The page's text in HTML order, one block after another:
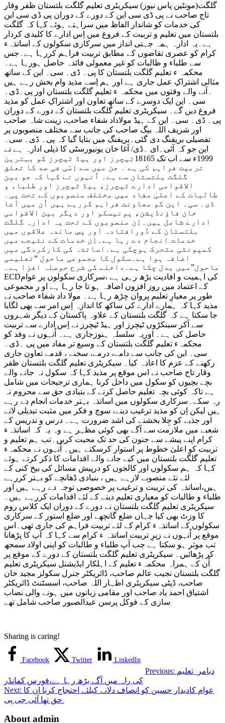
گلگت(مونٹین پاس نیوز) سیکریٹری تعلیم گلگت بلتستان ظفر وقار
تاج صاحب نے پی ڈی سی این کے دورے کے دوران پی ڈی سی این
کی خدمات کو شاندار الفاظ میں سراہتے ہوئے کہا کہ گلگت
بلتستان میں تعلیم و تربیت کے فروغ میں اِس ادارے کا کلیدی کردار
ہے۔یہ ادارہ ہمہ جہتی انداز میں سرکاری سکولوں کے اساتذہء
کرام کو عصری تقاضوں کے مطابق تربیت فراہم کررہا ہے۔جس
سے طلباء و طالبات کو غیر معمولی فائدہ حاصل ہورہا ہے۔
محکمہ ء تعلیم گلگت بلتستان کا پی۔ ڈی۔ سی۔ این کے ساتھ
مثالی اشتراکِ عمل جاری ہے اور ہم اِسے مذید وام بخش رہے ہیں
۔آنے والے وقتوں میں محکمہ ء تعلیم گلگت بلتستان اور پی۔ڈی۔
سی۔ این ایک دوسرے کے ساتھ تعاون اور اشتراکِ عمل کو مذید
فروغ دیں گے۔ سیکریٹری تعلیم گلگت بلتستان کے دورے کے دوران
پی۔ ڈی۔ سی۔ این کے ہیڈ مولاداد شفاء صاحب، زینت شاہ صاحب
اور شریف اللہ بیگ صاحب کی جانب سے مختلف منصوبوں پر
تفصیلی بریفنگ دی گئی۔بریفنگ میں بتایا گیا کہ پی۔ ڈی۔ سی۔
این جو کہ آئی۔ای ۔ڈی/ آغا خان یونیورسٹی کا ذیلی ادارہ ہے نے
1999ء سے اب تک 18165ٹیچرز اور ہیڈ ٹیچرز کو بہترین
تربیت فراہم کی ہے ۔ جن میں سے اِسّی فی صد کا تعلق
گلگت بلتستان سے ہے۔ اُنہوں نے کہا کہ جو بین
الاقوامی ادارے ٹیچرز، ہیڈ ٹیچرز اور طلباء و
طالبات کے اعلیٰ مفاد میں مختلف منصوبوں کے تحت پی۔
ڈی۔ سی۔ این کو معاونت فراہم کررہے ہیں اُن میں آغا
خان فاؤنڈیشن، یونیسکو اور دیگر بین الاقوامی
ادارے شامل ہیں۔اِن منصوبوں کے تحت یہ ادارہ گلگت
بلتستان کے دُورافتادہ اور پسِ ماندہ علاقوں میں
خدمات انجام دے رہا ہے۔اِن خدمات کے نتیجے میں
کمیونٹی متحرک ہوچکی ہے۔اساتذہ کی کارکردگی میں
اضافہ ہوا ہے۔سکول کا مجموعی ماحول “تعلیمی
ماحول”میں بدل چکا ہے۔داخلے کی شرح حوصلہ افزا ہے۔
ECDکی اہمیت و افادیت بڑھ رہی ہے ،سرکاری سکولوں پر عوام
کے اعتماد میں روز افزوں اضافہ ہو تا جا رہا ہے او ر مجموعی
طور پر معیارِ تعلیم پروان چڑھ رہا ہے۔ مولا داد شفاء صاحب نے
مذید کہا کہ ہمارے ادارے کی ساکھ کا اندازہ اِس امر سے بھی لگایا
جا سکتا ہے کہ گلگت بلتستان کے علاوہ پاکستان کے دیگر شہروں
سے آکر سینکڑوں ٹیچرز اور ہیڈ ٹیچرز نے اِس ادارے سے تربیت
حاصل کی ہے۔ اوریہ سلسلہ ہنوزجاری ہے۔ اُنہوں نے وفد کو
محکمہء تعلیم گلگت بلتستان کے وسیع تر مفاد میں پی ۔ڈی۔
سی۔ این کی جانب سے دامے، درمے، سخنے ، قدمے تعاون جاری
رکھنے کے عزم کا اعادہ کیا۔ سیکریٹری تعلیم گلگت بلتستان ظفر
وقار تاج صاحب نے اس موقع پر مذید کہا کہ سکول نہ جانے والے
بچے بچیوں کو سکول میں داخل کرنا ہماری ترجیحات میں شامل
ہے تاکہ کوئی بچہ تعلیم حاصل کرنے کے بنیادی حق سے محروم نہ
رہ سکے۔سرکاری سکولوں میں اساتذہ بہتر خدمات انجام دے رہے
ہیں لیکن اِن کو مذید ترغیب دینے، سوچ و فکر میں مثبت تبدیلی لانے
اور جذبے کو جِلا بخشنے کی اشد ضرورت ہے۔ درس و تدریس کے
شعبے میں ملازمت سے آگے بھی کوئی مظہر ہے وہ یہ کہ اساتذہء
کرام اپنے پیشے سے جنون کی حد تک محبت کریں۔تب ہم تعلیم و
تربیت کو اعلیٰ خطوط پر استوار کرسکتے ہیں۔ اُنہوں نے محکمہء
تعلیم گلگت بلتستان میں کیے جانے والے اقدامات کا ذکر کرتے ہوئے
کہا کہ ہم سکولوں اور کالجوں کو درپیش مسائل کی بیخ کنی کے
لئے نئے منصوبے لارہے ہیں ، بنیادی ڈھانچے کو بہتر کررہے
ہیں،اساتذہ کی تربیت و ترغیب پر خصوصی توجہ دے رہے ہیں اور
طلباء و طالبات کو معیاری تعلیم دینے کے لئے اقدامات کررہے ہیں۔
سیکریٹری تعلیم گلگت بلتستان نے دورے کے دوران ایک کلاس روم
کا وزٹ بھی کیا جہاں ضلع گانچھے اور ضلع استور کے سرکاری
سکولوں کے اساتذہء کرام کے لئے تربیت فراہم کی جاری تھی۔اس
موقع پر اُنہوں نے زیرِ تربیت اساتذہ ء کرام سے کہا کہ آپ کا پڑھانا
تب موثر ہو سکتا ہے جب آپ طلباء و طالبات کو اپنی اولاد سمجھ
کر پڑھائیں۔ سیکریٹری تعلیم گلگت بلتستان کے دورے کے موقع پر
اُن کے ہمراہ محکمہء تعلیم کے اہلکار ایڈیشنل سیکریٹری تعلیم
گلگت بلتستان نجیب عالم صاحب، ڈائریکٹر جنرل سکولز مجید خان
صاحب، ڈپٹی سیکریٹری اظہار اللہ صاحب، اسسٹنٹ ڈائریکٹر
اشتیاق احمد یاد صاحب اور مقامی زبانوں میں ہونے والی نصاب
سازی کے فوکل پرسن عبدالصبور صاحب شامل تھے
Sharing is caring!
Facebook Twitter LinkedIn
Previous:
کی راہ میں آگے بڑھ رہا ہے،فورس کمانڈر
Next:
About admin